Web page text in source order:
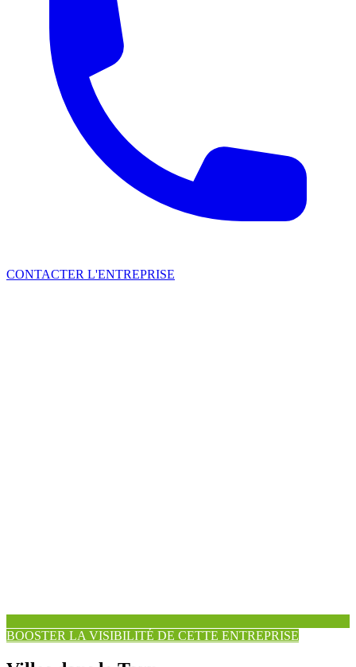
CONTACTER L'ENTREPRISE
BOOSTER LA VISIBILITÉ DE CETTE ENTREPRISE